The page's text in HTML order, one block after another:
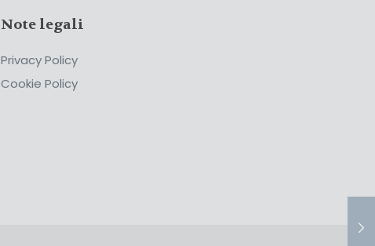
Note legali
Privacy Policy
Cookie Policy